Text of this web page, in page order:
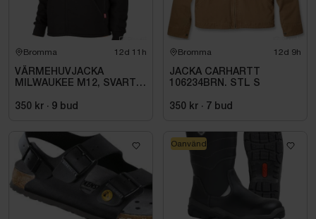
Bromma 12d 11h
VÄRMEHUVJACKA
MILWAUKEE M12, SVART
350 kr · 9 bud
Bromma 12d 9h
JACKA CARHARTT
106234BRN. STL S
350 kr · 7 bud
Oanvänd